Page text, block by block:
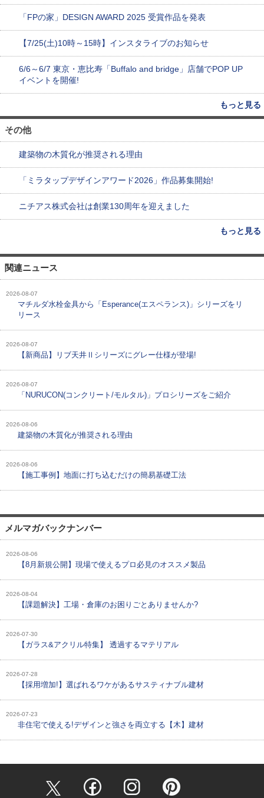
「FPの家」DESIGN AWARD 2025 受賞作品を発表
【7/25(土)10時～15時】インスタライブのお知らせ
6/6～6/7 東京・恵比寿「Buffalo and bridge」店舗でPOP UP
イベントを開催!
もっと見る
その他
建築物の木質化が推奨される理由
「ミラタップデザインアワード2026」作品募集開始!
ニチアス株式会社は創業130周年を迎えました
もっと見る
関連ニュース
2026-08-07
マチルダ水栓金具から「Esperance(エスペランス)」シリーズをリ
リース
2026-08-07
【新商品】リブ天井Ⅱシリーズにグレー仕様が登場!
2026-08-07
「NURUCON(コンクリート/モルタル)」プロシリーズをご紹介
2026-08-06
建築物の木質化が推奨される理由
2026-08-06
【施工事例】地面に打ち込むだけの簡易基礎工法
メルマガバックナンバー
2026-08-06
【8月新規公開】現場で使えるプロ必見のオススメ製品
2026-08-04
【課題解決】工場・倉庫のお困りごとありませんか?
2026-07-30
【ガラス&アクリル特集】 透過するマテリアル
2026-07-28
【採用増加!】選ばれるワケがあるサスティナブル建材
2026-07-23
非住宅で使える!デザインと強さを両立する【木】建材